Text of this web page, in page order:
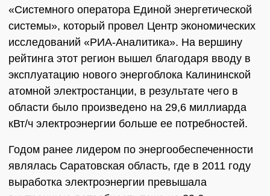
«Системного оператора Единой энергетической
системы», который провел Центр экономических
исследований «РИА-Аналитика». На вершину
рейтинга этот регион вышел благодаря вводу в
эксплуатацию нового энергоблока Калининской
атомной электростанции, в результате чего в
области было произведено на 29,6 миллиарда
кВт/ч электроэнергии больше ее потребностей.
Годом ранее лидером по энергообеспеченности
являлась Саратовская область, где в 2011 году
выработка электроэнергии превышала